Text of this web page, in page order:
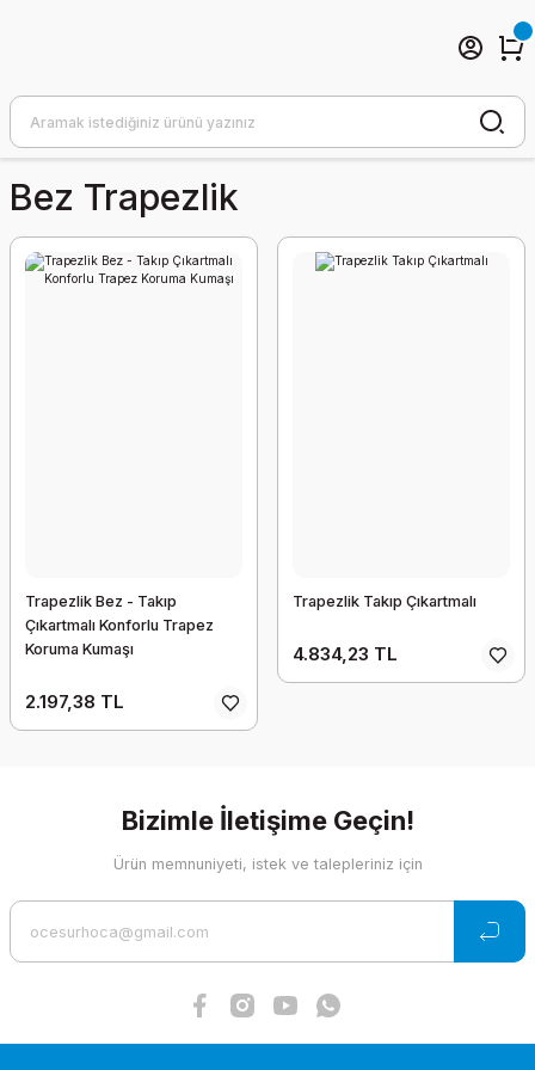
Bez Trapezlik
Trapezlik Bez - Takıp
Çıkartmalı Konforlu Trapez
Koruma Kumaşı
2.197,38 TL
Trapezlik Takıp Çıkartmalı
4.834,23 TL
Bizimle İletişime Geçin!
Ürün memnuniyeti, istek ve talepleriniz için